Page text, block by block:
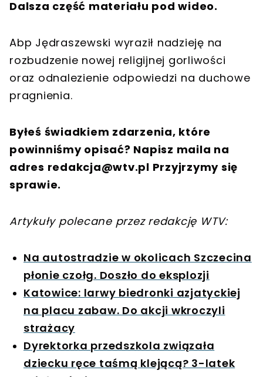
Dalsza część materiału pod wideo.
Abp Jędraszewski wyraził nadzieję na
rozbudzenie nowej religijnej gorliwości
oraz odnalezienie odpowiedzi na duchowe
pragnienia.
Byłeś świadkiem zdarzenia, które
powinniśmy opisać? Napisz maila na
adres redakcja@wtv.pl Przyjrzymy się
sprawie.
Artykuły polecane przez redakcję WTV:
Na autostradzie w okolicach Szczecina
płonie czołg. Doszło do eksplozji
Katowice: larwy biedronki azjatyckiej
na placu zabaw. Do akcji wkroczyli
strażacy
Dyrektorka przedszkola związała
dziecku ręce taśmą klejącą? 3-latek